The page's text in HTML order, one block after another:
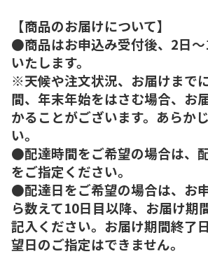
【商品のお届けについて】
●商品はお申込み受付後、2日
いたします。
※天候や注文状況、お届けまで
間、年末年始をはさむ場合、お
かることがございます。あらか
い。
●配達時間をご希望の場合は、
をご指定ください。
●配達日をご希望の場合は、お
ら数えて10日目以降、お届け期
記入ください。お届け期間終了
望日のご指定はできません。